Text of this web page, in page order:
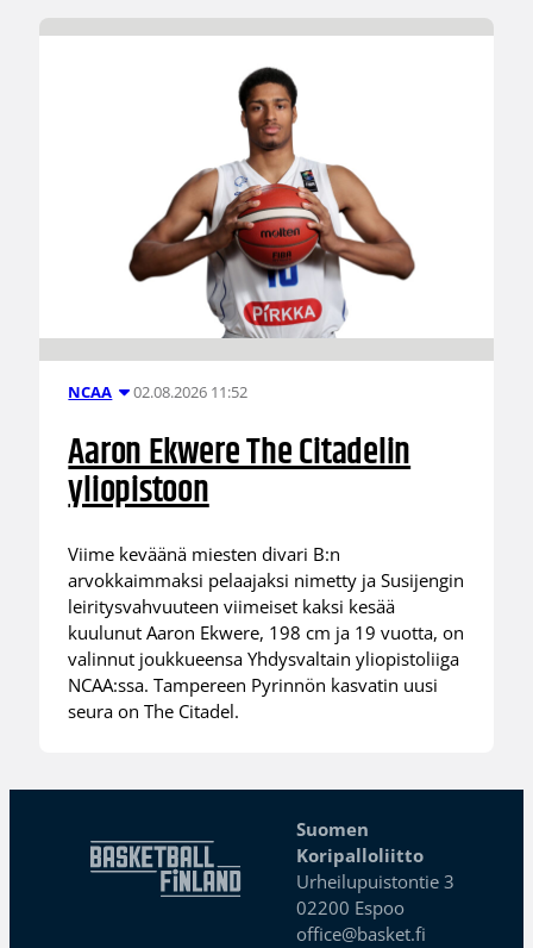
NCAA 02.08.2026 11:52
Aaron Ekwere The Citadelin
yliopistoon
Viime keväänä miesten divari B:n
arvokkaimmaksi pelaajaksi nimetty ja Susijengin
leiritysvahvuuteen viimeiset kaksi kesää
kuulunut Aaron Ekwere, 198 cm ja 19 vuotta, on
valinnut joukkueensa Yhdysvaltain yliopistoliiga
NCAA:ssa. Tampereen Pyrinnön kasvatin uusi
seura on The Citadel.
Suomen
Koripalloliitto
Urheilupuistontie 3
02200 Espoo
office@basket.fi